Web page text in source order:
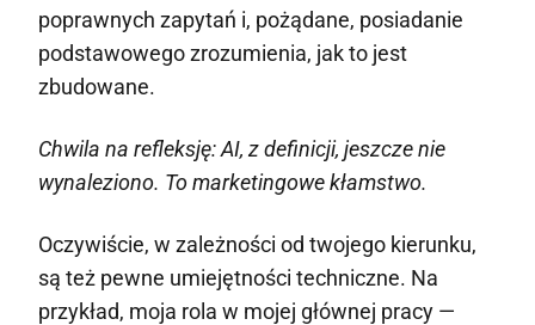
poprawnych zapytań i, pożądane, posiadanie
podstawowego zrozumienia, jak to jest
zbudowane.
Chwila na refleksję: AI, z definicji, jeszcze nie
wynaleziono. To marketingowe kłamstwo.
Oczywiście, w zależności od twojego kierunku,
są też pewne umiejętności techniczne. Na
przykład, moja rola w mojej głównej pracy —